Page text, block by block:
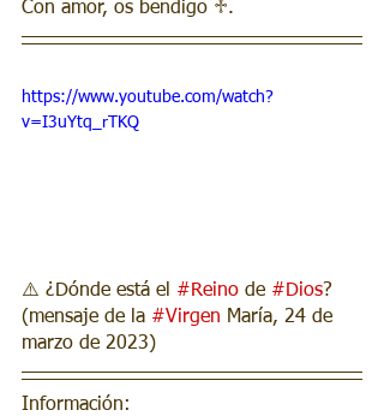
Con amor, os bendigo ♱.
https://www.youtube.com/watch?
v=I3uYtq_rTKQ
⚠️ ¿Dónde está el #Reino de #Dios?
(mensaje de la #Virgen María, 24 de
marzo de 2023)
Información: